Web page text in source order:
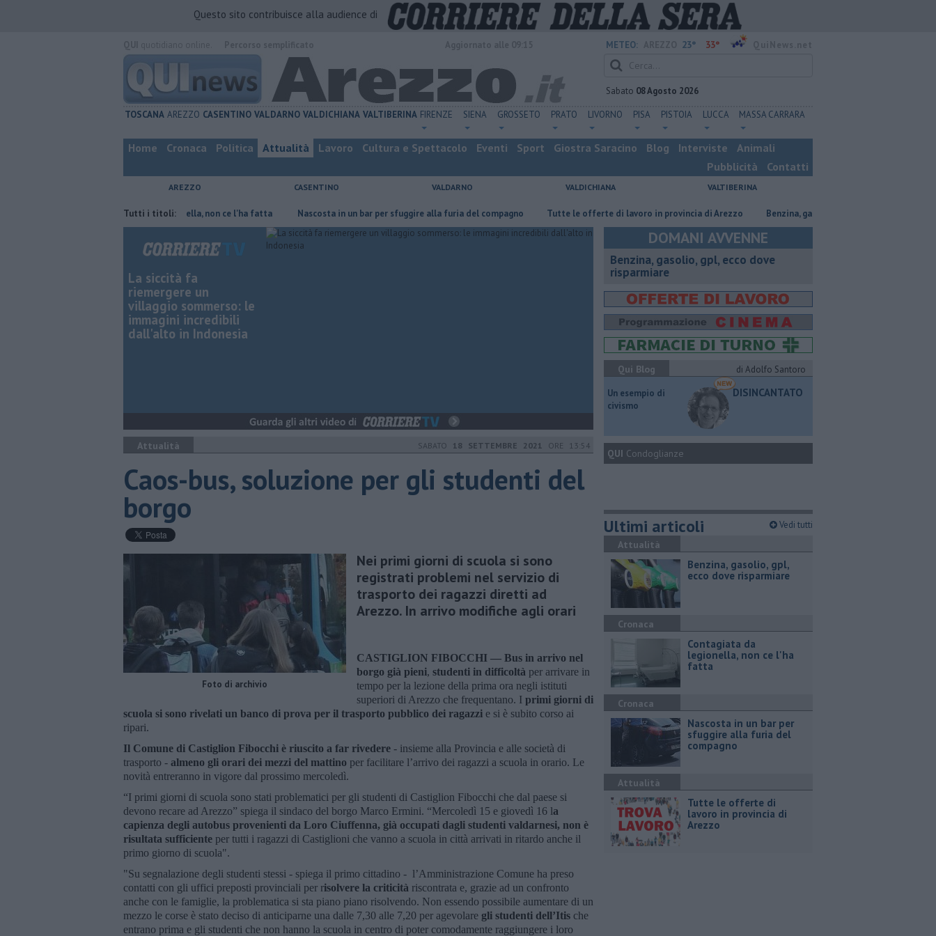
Questo sito contribuisce alla audience di
METEO: 23° 33°
Sabato 08 Agosto 2026
TOSCANA AREZZO CASENTINO VALDARNO VALDICHIANA VALTIBERINA FIRENZE SIENA GROSSETO PRATO LIVORNO PISA PISTOIA LUCCA MASSA CARRARA
Home Cronaca Politica Attualità Lavoro Cultura e Spettacolo Eventi Sport Giostra Saracino Blog Interviste
Animali
Pubblicità
Contatti
AREZZO CASENTINO VALDARNO VALDICHIANA VALTIBERINA
Tutti i titoli:
Contagiata da legionella, non ce l'ha fatta Nascosta in un bar per sfuggire alla furia del compagno ​Tutte le offerte di lavoro in provincia di Arezzo ​Benzina, gasolio, gpl, ecco dove risparmiare
La siccità fa
riemergere un
villaggio sommerso: le
immagini incredibili
dall'alto in Indonesia
Attualità SABATO 18 SETTEMBRE 2021 ORE 13:54
Caos-bus, soluzione per gli studenti del
borgo
Foto di archivio
Nei primi giorni di scuola si sono
registrati problemi nel servizio di
trasporto dei ragazzi diretti ad
Arezzo. In arrivo modifiche agli orari
CASTIGLION FIBOCCHI — Bus in arrivo nel
borgo già pieni, studenti in difficoltà per arrivare in
tempo per la lezione della prima ora negli istituti
superiori di Arezzo che frequentano. I primi giorni di
scuola si sono rivelati un banco di prova per il trasporto pubblico dei ragazzi e si è subito corso ai
ripari.
Il Comune di Castiglion Fibocchi è riuscito a far rivedere - insieme alla Provincia e alle società di
trasporto - almeno gli orari dei mezzi del mattino per facilitare l’arrivo dei ragazzi a scuola in orario. Le
novità entreranno in vigore dal prossimo mercoledì.
“I primi giorni di scuola sono stati problematici per gli studenti di Castiglion Fibocchi che dal paese si
devono recare ad Arezzo” spiega il sindaco del borgo Marco Ermini. “Mercoledì 15 e giovedì 16 la
capienza degli autobus provenienti da Loro Ciuffenna, già occupati dagli studenti valdarnesi, non è
risultata sufficiente per tutti i ragazzi di Castiglioni che vanno a scuola in città arrivati in ritardo anche il
primo giorno di scuola".
"Su segnalazione degli studenti stessi - spiega il primo cittadino - l’Amministrazione Comune ha preso
contatti con gli uffici preposti provinciali per risolvere la criticità riscontrata e, grazie ad un confronto
anche con le famiglie, la problematica si sta piano piano risolvendo. Non essendo possibile aumentare di un
mezzo le corse è stato deciso di anticiparne una dalle 7,30 alle 7,20 per agevolare gli studenti dell’Itis che
entrano prima e gli studenti che non hanno la scuola in centro di poter comodamente raggiungere i loro
DOMANI AVVENNE
​Benzina, gasolio, gpl, ecco dove
risparmiare
Qui Blog
di Adolfo Santoro
​Un esempio di
civismo
DISINCANTATO
QUI Condoglianze
Ultimi articoli Vedi tutti
Attualità
​Benzina, gasolio, gpl,
ecco dove risparmiare
Cronaca
Contagiata da
legionella, non ce l'ha
fatta
Cronaca
Nascosta in un bar per
sfuggire alla furia del
compagno
Attualità
​Tutte le offerte di
lavoro in provincia di
Arezzo